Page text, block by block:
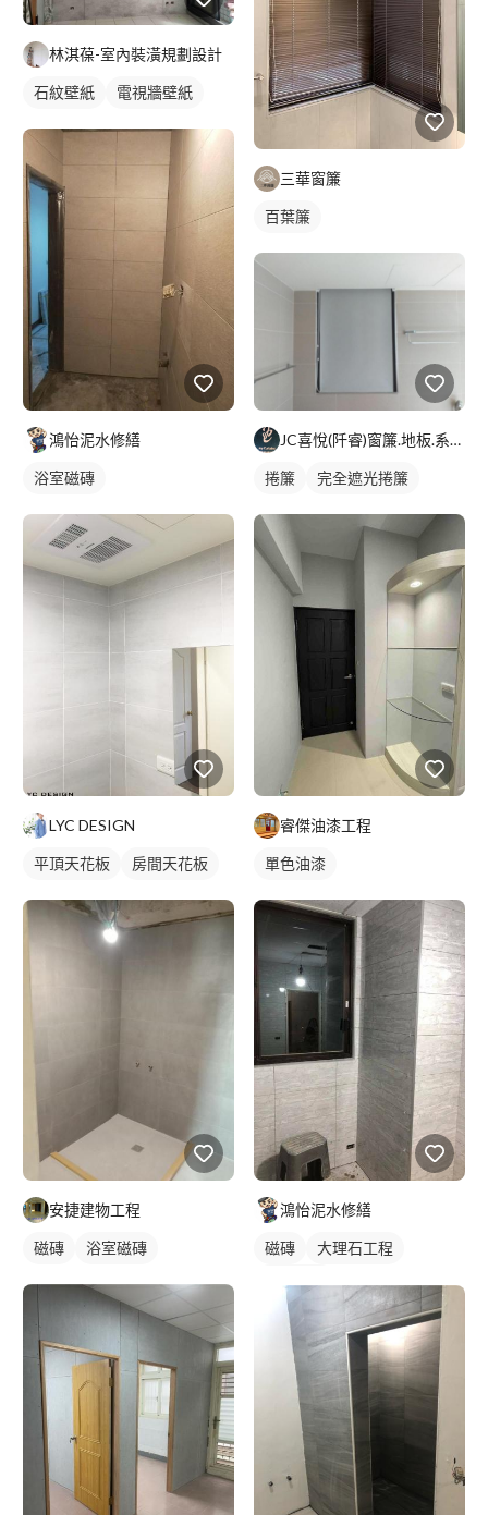
林淇葆-室內裝潢規劃設計
石紋壁紙 電視牆壁紙
鴻怡泥水修繕
浴室磁磚
LYC DESIGN
平頂天花板 房間天花板
安捷建物工程
磁磚 浴室磁磚
三華窗簾
百葉簾
JC喜悅(阡睿)窗簾.地板.系統櫃.隔熱紙joy curta
捲簾 完全遮光捲簾
睿傑油漆工程
單色油漆
鴻怡泥水修繕
磁磚
大理石工程